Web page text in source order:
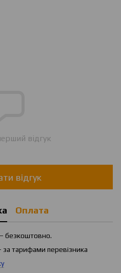
відгук
відгук
Оплата
безкоштовно.
тарифами перевізника